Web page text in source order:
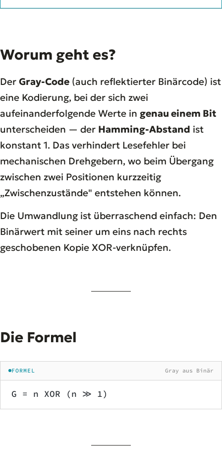
Worum geht es?
Der Gray-Code (auch reflektierter Binärcode) ist
eine Kodierung, bei der sich zwei
aufeinanderfolgende Werte in genau einem Bit
unterscheiden — der Hamming-Abstand ist
konstant 1. Das verhindert Lesefehler bei
mechanischen Drehgebern, wo beim Übergang
zwischen zwei Positionen kurzzeitig
„Zwischenzustände" entstehen können.
Die Umwandlung ist überraschend einfach: Den
Binärwert mit seiner um eins nach rechts
geschobenen Kopie XOR-verknüpfen.
Die Formel
FORMEL Gray aus Binär
G = n XOR (n ≫ 1)